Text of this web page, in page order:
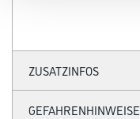
ZUSATZINFOS
GEFAHRENHINWEISE